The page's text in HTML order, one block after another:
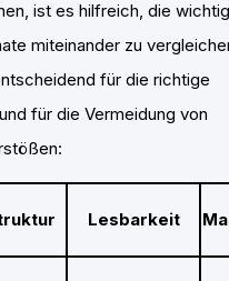
ist es hilfreich, die
miteinander zu
für die richtige
für die Vermeidung von
Lesbarkeit